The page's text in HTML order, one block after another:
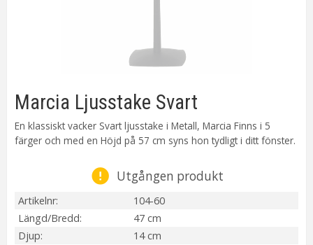
Marcia Ljusstake Svart
En klassiskt vacker Svart ljusstake i Metall, Marcia Finns i 5
färger och med en Höjd på 57 cm syns hon tydligt i ditt fönster.
Utgången produkt
Artikelnr
104-60
Längd/Bredd
47 cm
Djup
14 cm